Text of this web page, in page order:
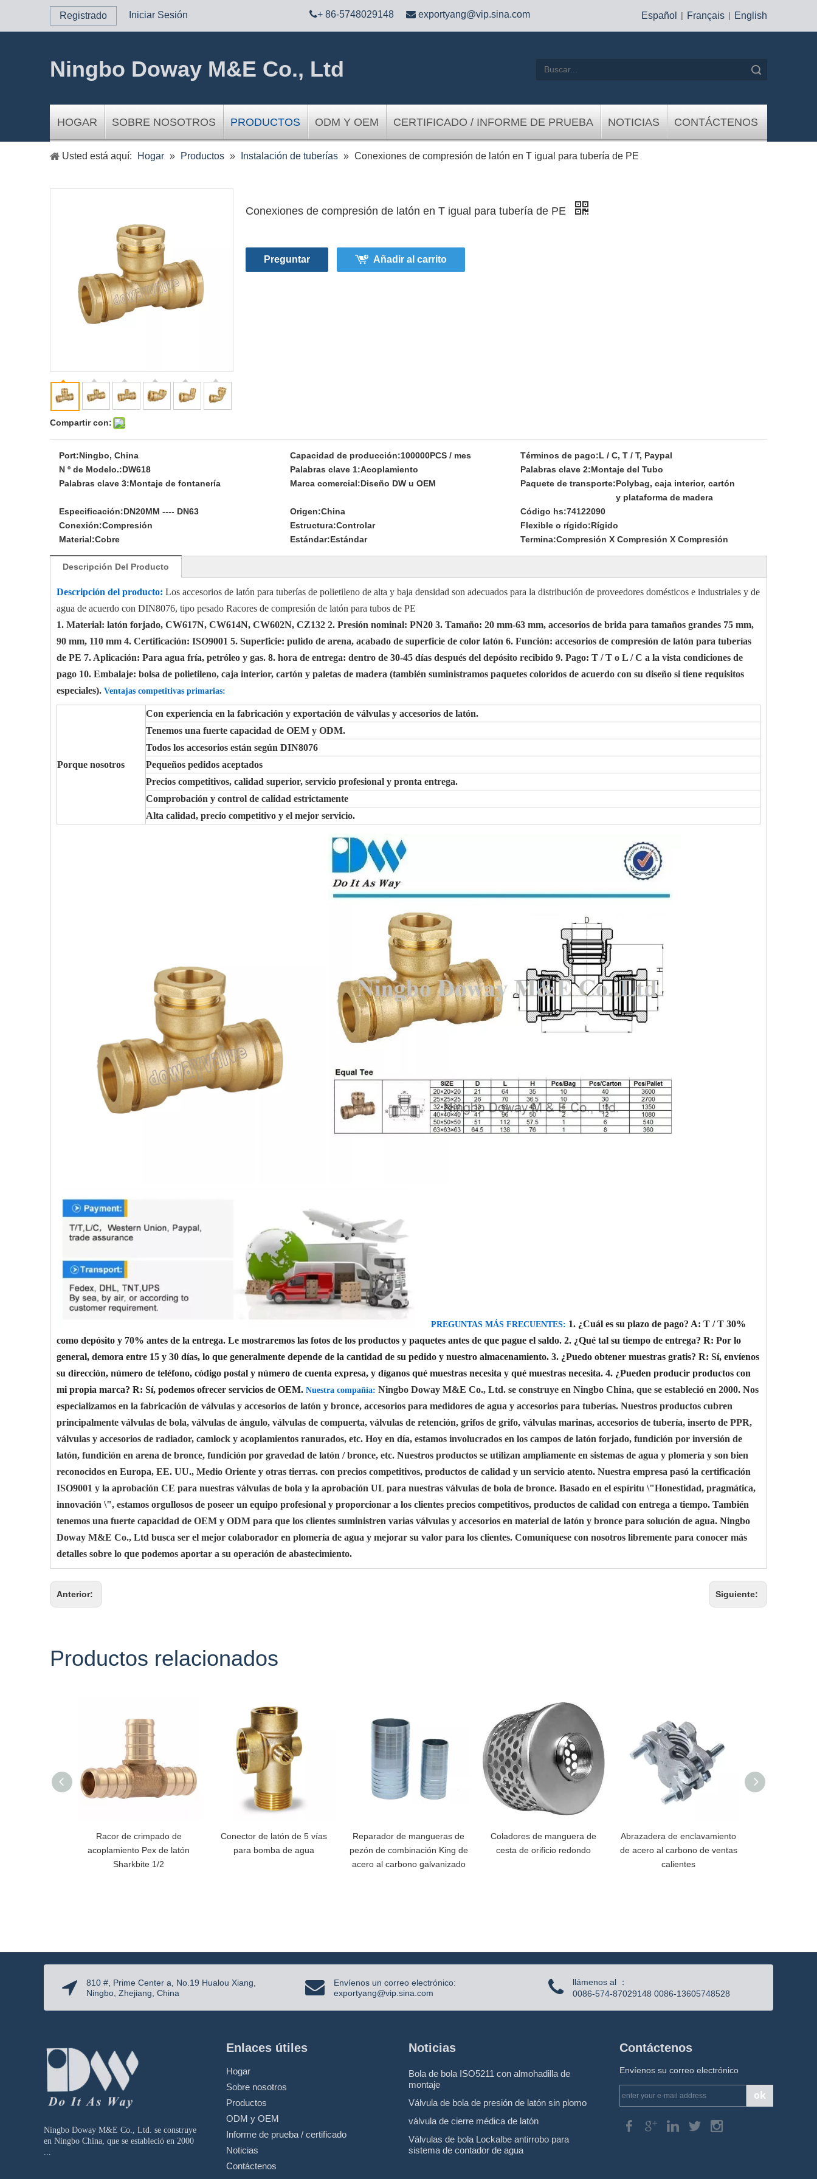
Registrado Iniciar Sesión + 86-5748029148  exportyang@vip.sina.com Español | Français | English
Ningbo Doway M&E Co., Ltd
HOGAR SOBRE NOSOTROS PRODUCTOS ODM Y OEM CERTIFICADO / INFORME DE PRUEBA NOTICIAS CONTÁCTENOS
Usted está aquí: Hogar » Productos » Instalación de tuberías » Conexiones de compresión de latón en T igual para tubería de PE
Compartir con:
Conexiones de compresión de latón en T igual para tubería de PE
Preguntar Añadir al carrito
Port:Ningbo, China Capacidad de producción:100000PCS / mes Términos de pago:L / C, T / T, Paypal
N º de Modelo.:DW618 Palabras clave 1:Acoplamiento Palabras clave 2:Montaje del Tubo
Palabras clave 3:Montaje de fontanería Marca comercial:Diseño DW u OEM Paquete de transporte:Polybag, caja interior, cartón
y plataforma de madera
Especificación:DN20MM ---- DN63 Origen:China Código hs:74122090
Conexión:Compresión Estructura:Controlar Flexible o rígido:Rígido
Material:Cobre Estándar:Estándar Termina:Compresión X Compresión X Compresión
Descripción Del Producto
Descripción del producto: Los accesorios de latón para tuberías de polietileno de alta y baja densidad son adecuados para la distribución de proveedores domésticos e industriales y de
agua de acuerdo con DIN8076, tipo pesado Racores de compresión de latón para tubos de PE
1. Material: latón forjado, CW617N, CW614N, CW602N, CZ132 2. Presión nominal: PN20 3. Tamaño: 20 mm-63 mm, accesorios de brida para tamaños grandes 75 mm,
90 mm, 110 mm 4. Certificación: ISO9001 5. Superficie: pulido de arena, acabado de superficie de color latón 6. Función: accesorios de compresión de latón para tuberías
de PE 7. Aplicación: Para agua fría, petróleo y gas. 8. hora de entrega: dentro de 30-45 días después del depósito recibido 9. Pago: T / T o L / C a la vista condiciones de
pago 10. Embalaje: bolsa de polietileno, caja interior, cartón y paletas de madera (también suministramos paquetes coloridos de acuerdo con su diseño si tiene requisitos
especiales). Ventajas competitivas primarias:
Porque nosotros
Con experiencia en la fabricación y exportación de válvulas y accesorios de latón.
Tenemos una fuerte capacidad de OEM y ODM.
Todos los accesorios están según DIN8076
Pequeños pedidos aceptados
Precios competitivos, calidad superior, servicio profesional y pronta entrega.
Comprobación y control de calidad estrictamente
Alta calidad, precio competitivo y el mejor servicio.
PREGUNTAS MÁS FRECUENTES: 1. ¿Cuál es su plazo de pago? A: T / T 30%
como depósito y 70% antes de la entrega. Le mostraremos las fotos de los productos y paquetes antes de que pague el saldo. 2. ¿Qué tal su tiempo de entrega? R: Por lo
general, demora entre 15 y 30 días, lo que generalmente depende de la cantidad de su pedido y nuestro almacenamiento. 3. ¿Puedo obtener muestras gratis? R: Sí, envíenos
su dirección, número de teléfono, código postal y número de cuenta expresa, y díganos qué muestras necesita y qué muestras necesita. 4. ¿Pueden producir productos con
mi propia marca? R: Sí, podemos ofrecer servicios de OEM. Nuestra compañía: Ningbo Doway M&E Co., Ltd. se construye en Ningbo China, que se estableció en 2000. Nos
especializamos en la fabricación de válvulas y accesorios de latón y bronce, accesorios para medidores de agua y accesorios para tuberías. Nuestros productos cubren
principalmente válvulas de bola, válvulas de ángulo, válvulas de compuerta, válvulas de retención, grifos de grifo, válvulas marinas, accesorios de tubería, inserto de PPR,
válvulas y accesorios de radiador, camlock y acoplamientos ranurados, etc. Hoy en día, estamos involucrados en los campos de latón forjado, fundición por inversión de
latón, fundición en arena de bronce, fundición por gravedad de latón / bronce, etc. Nuestros productos se utilizan ampliamente en sistemas de agua y plomería y son bien
reconocidos en Europa, EE. UU., Medio Oriente y otras tierras. con precios competitivos, productos de calidad y un servicio atento. Nuestra empresa pasó la certificación
ISO9001 y la aprobación CE para nuestras válvulas de bola y la aprobación UL para nuestras válvulas de bola de bronce. Basado en el espíritu \"Honestidad, pragmática,
innovación \", estamos orgullosos de poseer un equipo profesional y proporcionar a los clientes precios competitivos, productos de calidad con entrega a tiempo. También
tenemos una fuerte capacidad de OEM y ODM para que los clientes suministren varias válvulas y accesorios en material de latón y bronce para solución de agua. Ningbo
Doway M&E Co., Ltd busca ser el mejor colaborador en plomería de agua y mejorar su valor para los clientes. Comuníquese con nosotros libremente para conocer más
detalles sobre lo que podemos aportar a su operación de abastecimiento.
Anterior: Siguiente:
Productos relacionados
Racor de crimpado de
acoplamiento Pex de latón
Sharkbite 1/2
Conector de latón de 5 vías
para bomba de agua
Reparador de mangueras de
pezón de combinación King de
acero al carbono galvanizado
Coladores de manguera de
cesta de orificio redondo
Abrazadera de enclavamiento
de acero al carbono de ventas
calientes
810 #, Prime Center a, No.19 Hualou Xiang,
Ningbo, Zhejiang, China
Envíenos un correo electrónico:
exportyang@vip.sina.com
llámenos al ：
0086-574-87029148 0086-13605748528
Ningbo Doway M&E Co., Ltd. se construye
en Ningbo China, que se estableció en 2000
Enlaces útiles
Hogar
Sobre nosotros
Productos
ODM y OEM
Informe de prueba / certificado
Noticias
Contáctenos
Noticias
Bola de bola ISO5211 con almohadilla de
montaje
Válvula de bola de presión de latón sin plomo
válvula de cierre médica de latón
Válvulas de bola Lockalbe antirrobo para
sistema de contador de agua
Contáctenos
Envíenos su correo electrónico
ok